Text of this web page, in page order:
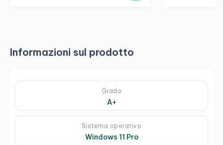
Informazioni sul prodotto
Grado
A+
Sistema operativo
Windows 11 Pro